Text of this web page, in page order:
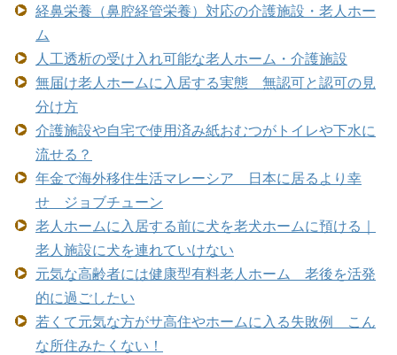
経鼻栄養（鼻腔経管栄養）対応の介護施設・老人ホー
ム
人工透析の受け入れ可能な老人ホーム・介護施設
無届け老人ホームに入居する実態 無認可と認可の見
分け方
介護施設や自宅で使用済み紙おむつがトイレや下水に
流せる？
年金で海外移住生活マレーシア 日本に居るより幸
せ ジョブチューン
老人ホームに入居する前に犬を老犬ホームに預ける｜
老人施設に犬を連れていけない
元気な高齢者には健康型有料老人ホーム 老後を活発
的に過ごしたい
若くて元気な方がサ高住やホームに入る失敗例 こん
な所住みたくない！